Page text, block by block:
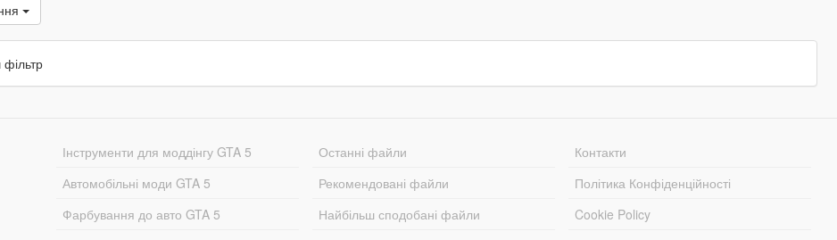
Інструменти для моддінгу GTA 5
Автомобільні моди GTA 5
Фарбування до авто GTA 5
Останні файли
Рекомендовані файли
Найбільш сподобані файли
Контакти
Політика Конфіденційності
Cookie Policy